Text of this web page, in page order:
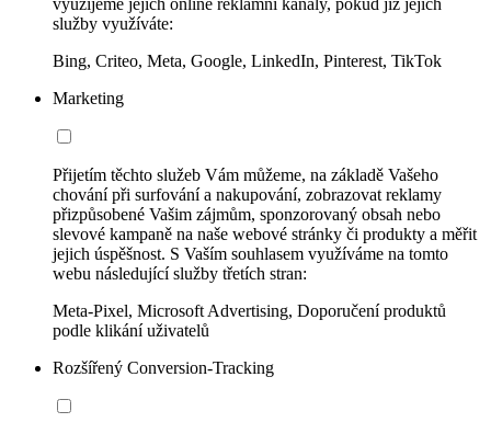
využijeme jejich online reklamní kanály, pokud již jejich
služby využíváte:
Bing, Criteo, Meta, Google, LinkedIn, Pinterest, TikTok
Marketing
Přijetím těchto služeb Vám můžeme, na základě Vašeho
chování při surfování a nakupování, zobrazovat reklamy
přizpůsobené Vašim zájmům, sponzorovaný obsah nebo
slevové kampaně na naše webové stránky či produkty a měřit
jejich úspěšnost. S Vaším souhlasem využíváme na tomto
webu následující služby třetích stran:
Meta-Pixel, Microsoft Advertising, Doporučení produktů
podle klikání uživatelů
Rozšířený Conversion-Tracking